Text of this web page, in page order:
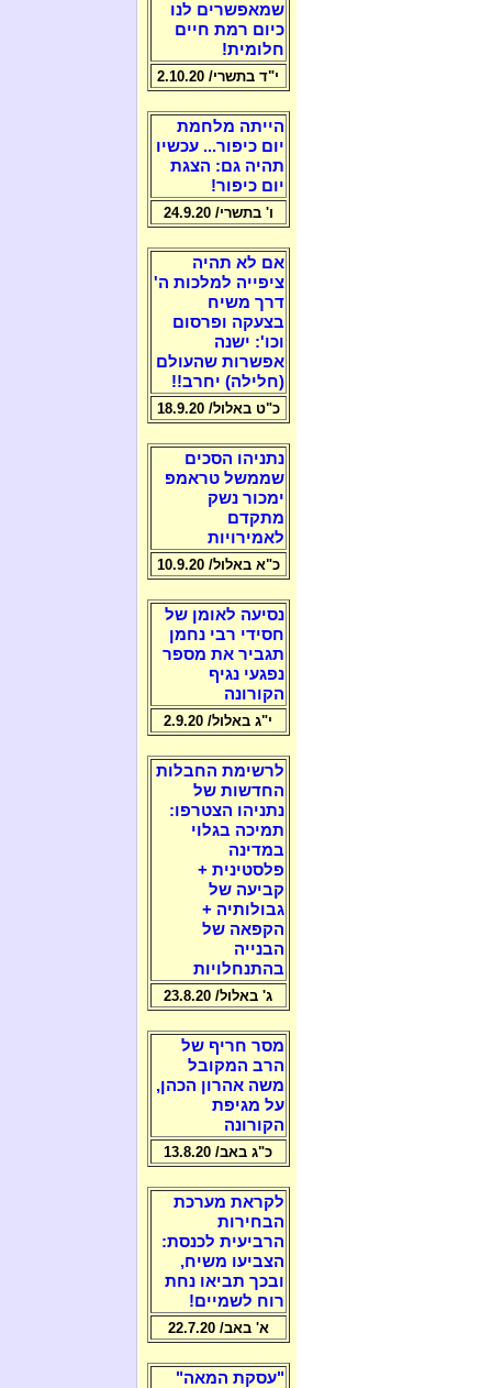
שמאפשרים לנו
כיום רמת חיים
חלומית!
י"ד בתשרי/ 2.10.20
הייתה מלחמת
יום כיפור... עכשיו
תהיה גם: הצגת
יום כיפור!
ו' בתשרי/ 24.9.20
אם לא תהיה
ציפייה למלכות ה'
דרך משיח
בצעקה ופרסום
וכו': ישנה
אפשרות שהעולם
(חלילה) יחרב!!
כ"ט באלול/ 18.9.20
נתניהו הסכים
שממשל טראמפ
ימכור נשק
מתקדם
לאמירויות
כ"א באלול/ 10.9.20
נסיעה לאומן של
חסידי רבי נחמן
תגביר את מספר
נפגעי נגיף
הקורונה
י"ג באלול/ 2.9.20
לרשימת החבלות
החדשות של
נתניהו הצטרפו:
תמיכה בגלוי
במדינה
פלסטינית +
קביעה של
גבולותיה +
הקפאה של
הבנייה
בהתנחלויות
ג' באלול/ 23.8.20
מסר חריף של
הרב המקובל
משה אהרון הכהן,
על מגיפת
הקורונה
כ"ג באב/ 13.8.20
לקראת מערכת
הבחירות
הרביעית לכנסת:
הצביעו משיח,
ובכך תביאו נחת
רוח לשמיים!
א' באב/ 22.7.20
"עסקת המאה"